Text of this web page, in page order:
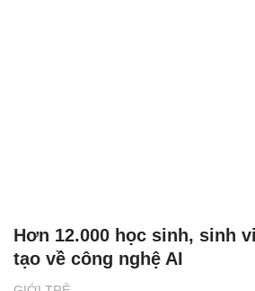
Hơn 12.000 học sinh, sinh
tạo về công nghệ AI